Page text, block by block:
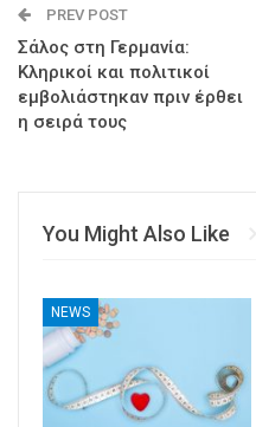
PREV POST
Σάλος στη Γερμανία:
Κληρικοί και πολιτικοί
εμβολιάστηκαν πριν έρθει
η σειρά τους
You Might Also Like
NEWS